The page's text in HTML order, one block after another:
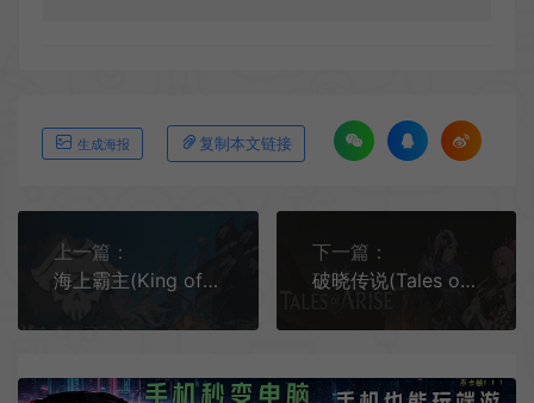
生成海报 复制本文链接
上一篇：
海上霸主(King of Seas)简中|PC|RPG|开放世界航海动作角色扮演游戏
下一篇：
破晓传说(Tales of Arise)简中|PC|RPG|修改器|MOD|DLC|开放世界动作角色扮演游戏